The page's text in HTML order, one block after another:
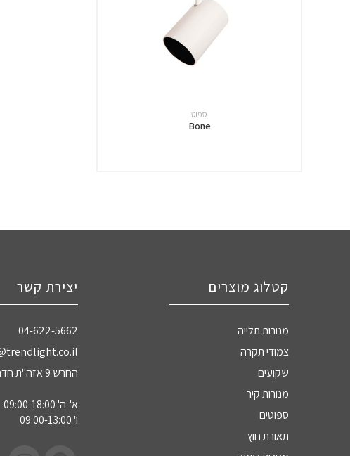
ספוט
Bone
קטלוג מוצרים
מנורות תלייה
צמודי תקרה
שקועים
מנורות קיר
ספוטים
תאורת חוץ
יצירת קשר
04-622-5662‏
החרש 9 אזה"ת חדרה
א'-ה' 09:00-18:00
ו' 09:00-13:00